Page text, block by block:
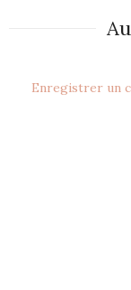
Enregistrer un